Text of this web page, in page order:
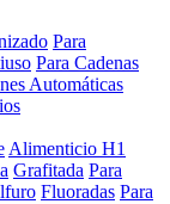
Para
Para Cadenas
Automáticas
Alimenticio H1
Grafitada Para
Fluoradas Para